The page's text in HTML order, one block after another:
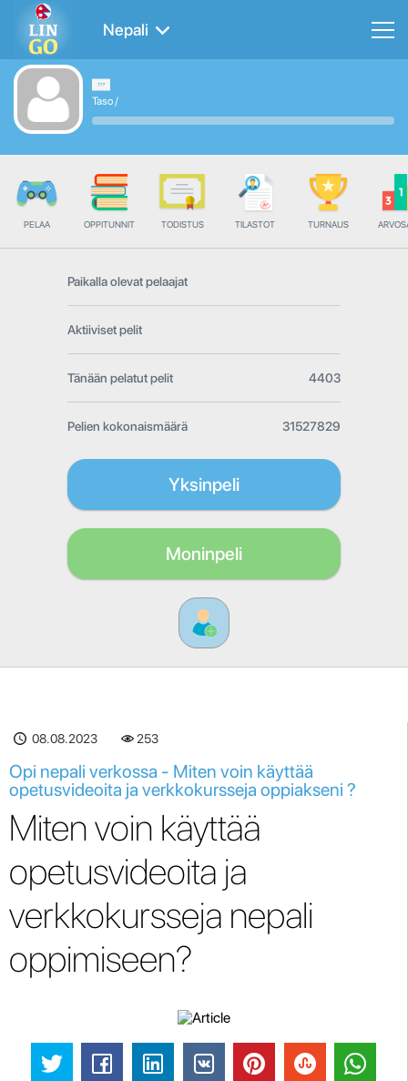
Nepali
Taso/
PELAA OPPITUNNIT TODISTUS TILASTOT TURNAUS
Paikalla olevat pelaajat
Aktiiviset pelit
Tänään pelatut pelit 4403
Pelien kokonaismäärä 31527829
Yksinpeli
Moninpeli
08.08.2023 253
Opi nepali verkossa - Miten voin käyttää
opetusvideoita ja verkkokursseja oppiakseni ?
Miten voin käyttää
opetusvideoita ja
verkkokursseja nepali
oppimiseen?